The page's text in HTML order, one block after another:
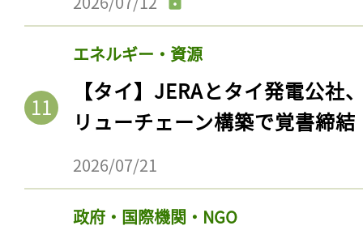
エネルギー・資源
【タイ】JERAとタイ発電公社
リューチェーン構築で覚書締結
2026/07/21
政府・国際機関・NGO